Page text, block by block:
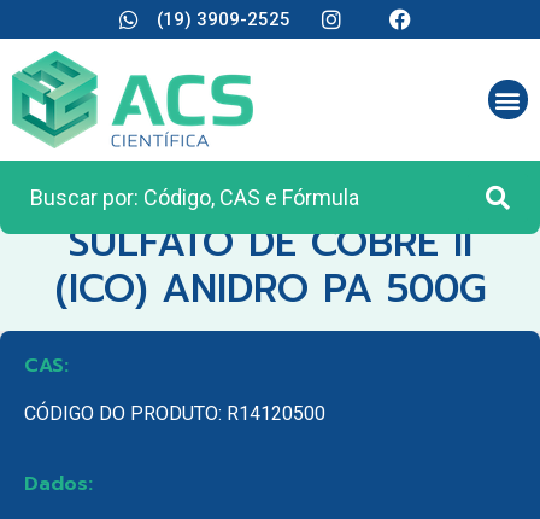
(19) 3909-2525
CATEGORIA:REAGENTES ANALÍTICOS
SULFATO DE COBRE II
(ICO) ANIDRO PA 500G
CAS:
CÓDIGO DO PRODUTO: R14120500
Dados: